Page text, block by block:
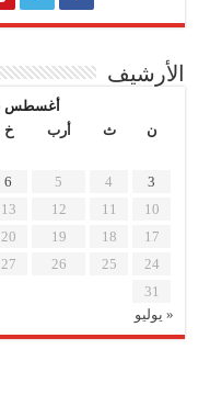
الأرشيف
أغسطس 2026
ن
ث أرب خ
3
4
5
6
10
11
12
13
17
18
19
20
24
25
26
27
31
« يوليو